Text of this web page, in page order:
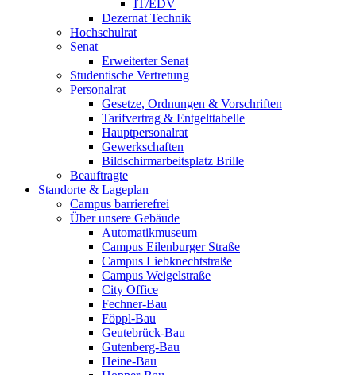
IT/EDV
Dezernat Technik
Hochschulrat
Senat
Erweiterter Senat
Studentische Vertretung
Personalrat
Gesetze, Ordnungen & Vorschriften
Tarifvertrag & Entgelttabelle
Hauptpersonalrat
Gewerkschaften
Bildschirmarbeitsplatz Brille
Beauftragte
Standorte & Lageplan
Campus barrierefrei
Über unsere Gebäude
Automatikmuseum
Campus Eilenburger Straße
Campus Liebknechtstraße
Campus Weigelstraße
City Office
Fechner-Bau
Föppl-Bau
Geutebrück-Bau
Gutenberg-Bau
Heine-Bau